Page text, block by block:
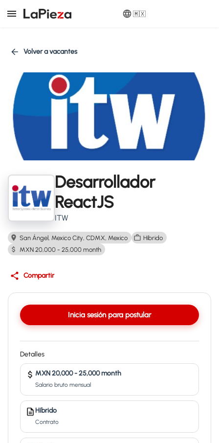
🇲🇽
Volver a vacantes
Desarrollador
ReactJS
ITW
San Ángel, Mexico City, CDMX, Mexico
Híbrido
MXN 20,000 - 25,000 month
Compartir
Inicia sesión para postular
Detalles
MXN 20,000 - 25,000 month
Salario bruto mensual
Híbrido
Contrato